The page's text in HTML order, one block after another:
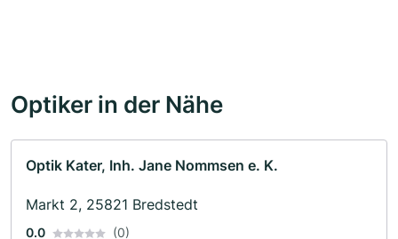
Optiker in der Nähe
Optik Kater, Inh. Jane Nommsen e. K.
Markt 2, 25821 Bredstedt
0.0 (0)